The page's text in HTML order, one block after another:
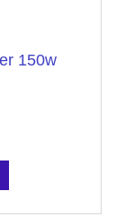
150w